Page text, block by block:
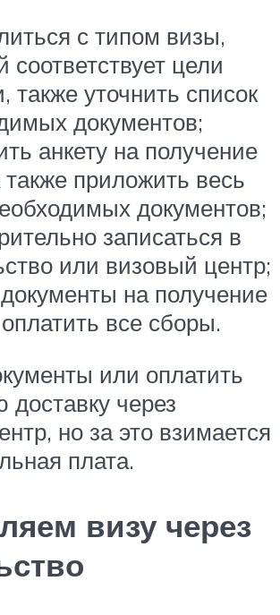
с типом визы,
соответствует цели
также уточнить список
документов;
анкету на получение
приложить весь
документов;
записаться в
или визовый центр;
на получение
все сборы.
или оплатить
доставку через
но за это взимается
плата.
визу через